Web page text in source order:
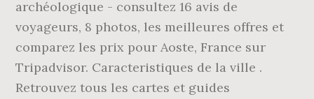
archéologique - consultez 16 avis de
voyageurs, 8 photos, les meilleures offres et
comparez les prix pour Aoste, France sur
Tripadvisor. Caracteristiques de la ville .
Retrouvez tous les cartes et guides